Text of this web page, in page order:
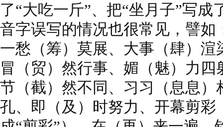
了“大吃一斤”、把“坐月子”写成
音字误写的情况也很常见，譬如
一愁（筹）莫展、大事（肆）
冒（贸）然行事、媚（魅）力
节（截）然不同、习习（息息）
孔、即（及）时努力、开幕剪彩